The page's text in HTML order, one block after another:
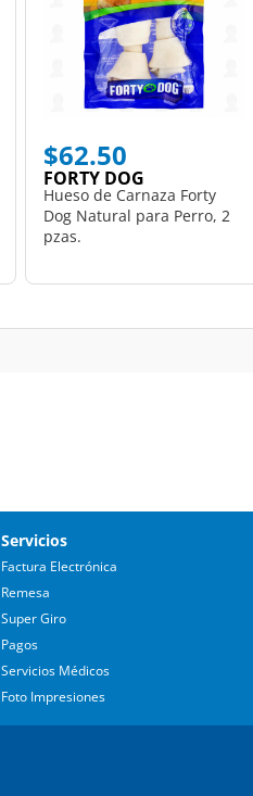
$62.50
FORTY DOG
Hueso de Carnaza Forty
Dog Natural para Perro, 2
pzas.
Servicios
Factura Electrónica
Remesa
Super Giro
Pagos
Servicios Médicos
Foto Impresiones